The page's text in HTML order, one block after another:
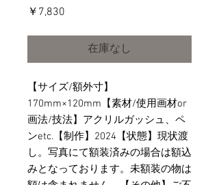
￥7,830
在庫なし
【サイズ/額外寸】
170mm×120mm【素材/使用画材or
画法/技法】アクリルガッシュ、ペ
ンetc.【制作】2024【状態】現状渡
し。写真にて額装済みの場合は額込
みとなっております。未額装の物は